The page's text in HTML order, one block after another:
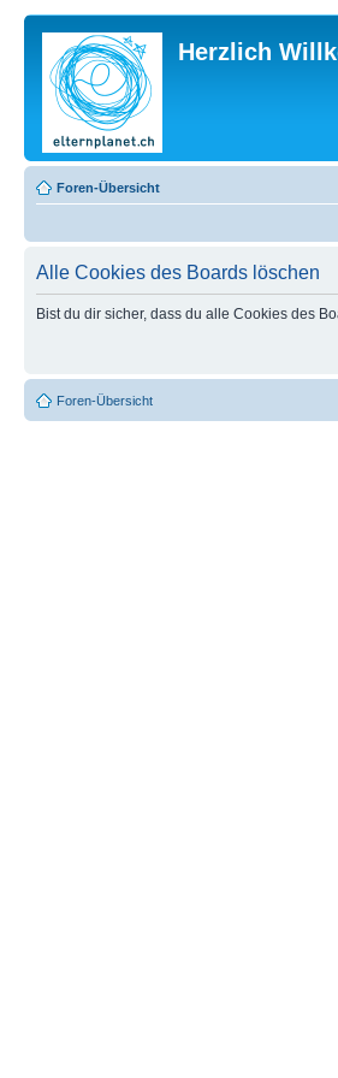
Herzlich
Foren-Übersicht
Alle Cookies des Boards löschen
Bist du dir sicher, dass du alle Cookies des
Foren-Übersicht